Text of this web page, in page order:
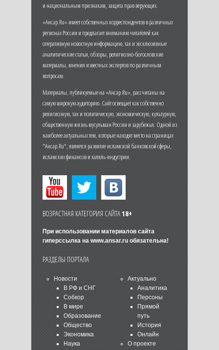
и национальным признакам, защита прав верующих.
«Ансар.Ru» имеет собственных корреспондентов в различных
регионах России и предлагает вниманию читателей как
оперативную новостную информацию, так и эксклюзивные
аналитические статьи, обзоры, религиозно-богословские
материалы, мнения известных экспертов по различным
вопросам.
Материалы, публикуемые на «Ансар.Ru», рассчитаны на
самую широкую аудиторию. Сайт освещает как собственно
религиозную, так и политическую, экономическую, культурную,
общественную жизнь мусульман России и зарубежья. Одной из
наиболее актуальных тем, которые находят место на страницах
"Ансар.Ru", является развитие исламской банковской сферы,
исламских финансов и халяль-индустрии.
ВОЗРАСТНАЯ КАТЕГОРИЯ САЙТА18+
При использовании материалов сайта
гиперссылка на www.ansar.ruобязательна!
РАЗДЕЛЫ ПОРТАЛА
Новости
В РФ и СНГ
Собкор
В мире
Образование
Общество
Экономика
Наука
Актуально
Аналитика
Персоны
Прямой
путь
История
Онлайн
О проекте